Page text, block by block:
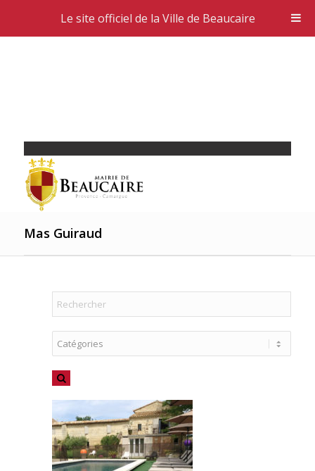
Mas Guiraud
Le site officiel de la Ville de Beaucaire